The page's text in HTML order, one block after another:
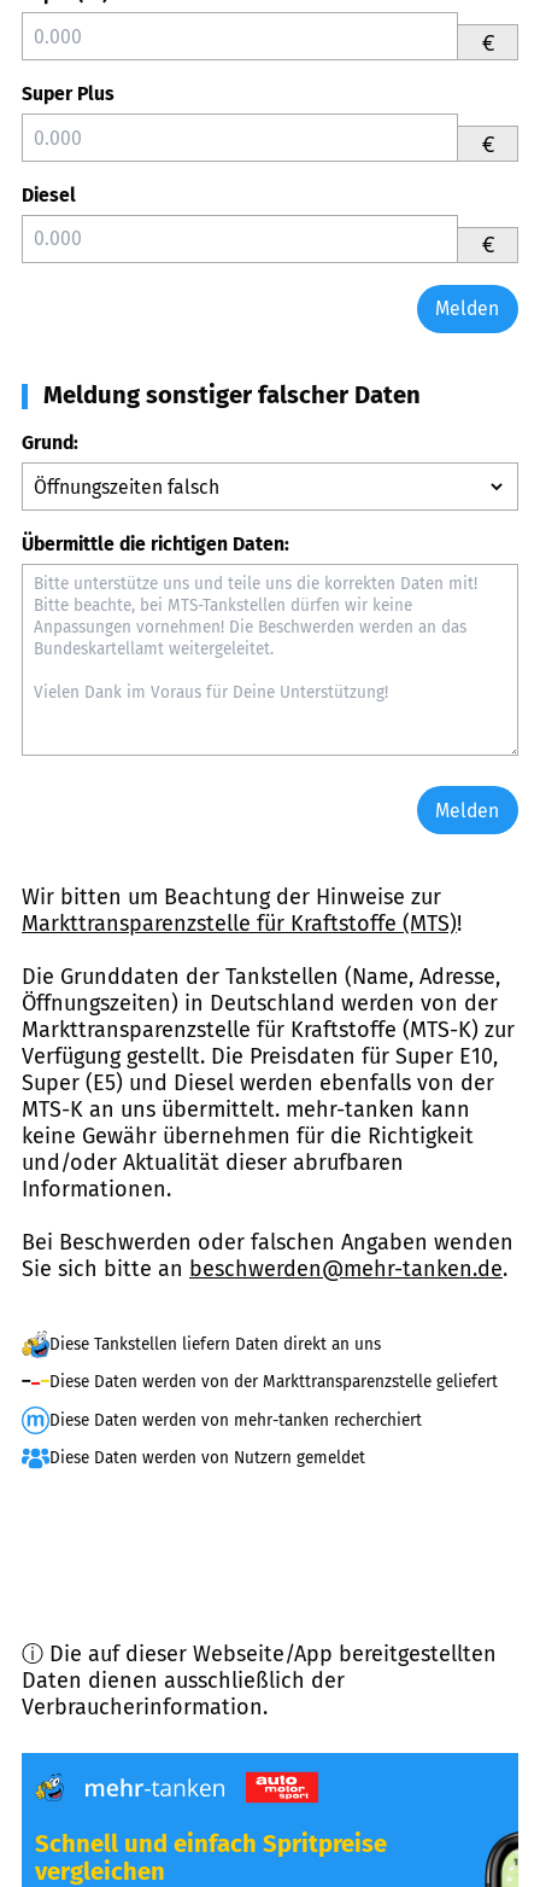
€
Super Plus
€
Diesel
€
Melden
Meldung sonstiger falscher Daten
Grund:
Übermittle die richtigen Daten:
Melden
Wir bitten um Beachtung der Hinweise zur
Markttransparenzstelle für Kraftstoffe (MTS)!
Die Grunddaten der Tankstellen (Name, Adresse,
Öffnungszeiten) in Deutschland werden von der
Markttransparenzstelle für Kraftstoffe (MTS-K) zur
Verfügung gestellt. Die Preisdaten für Super E10,
Super (E5) und Diesel werden ebenfalls von der
MTS-K an uns übermittelt. mehr-tanken kann
keine Gewähr übernehmen für die Richtigkeit
und/oder Aktualität dieser abrufbaren
Informationen.
Bei Beschwerden oder falschen Angaben wenden
Sie sich bitte an beschwerden@mehr-tanken.de.
Diese Tankstellen liefern Daten direkt an uns
Diese Daten werden von der Markttransparenzstelle geliefert
Diese Daten werden von mehr-tanken recherchiert
Diese Daten werden von Nutzern gemeldet
ⓘ Die auf dieser Webseite/App bereitgestellten
Daten dienen ausschließlich der
Verbraucherinformation.
Schnell und einfach Spritpreise
vergleichen